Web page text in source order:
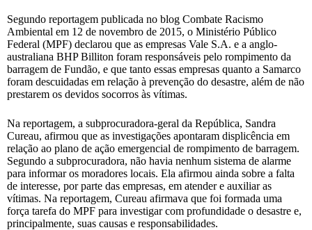
Segundo reportagem publicada no blog Combate Racismo
Ambiental em 12 de novembro de 2015, o Ministério Público
Federal (MPF) declarou que as empresas Vale S.A. e a anglo-
australiana BHP Billiton foram responsáveis pelo rompimento da
barragem de Fundão, e que tanto essas empresas quanto a Samarco
foram descuidadas em relação à prevenção do desastre, além de não
prestarem os devidos socorros às vítimas.
Na reportagem, a subprocuradora-geral da República, Sandra
Cureau, afirmou que as investigações apontaram displicência em
relação ao plano de ação emergencial de rompimento de barragem.
Segundo a subprocuradora, não havia nenhum sistema de alarme
para informar os moradores locais. Ela afirmou ainda sobre a falta
de interesse, por parte das empresas, em atender e auxiliar as
vítimas. Na reportagem, Cureau afirmava que foi formada uma
força tarefa do MPF para investigar com profundidade o desastre e,
principalmente, suas causas e responsabilidades.